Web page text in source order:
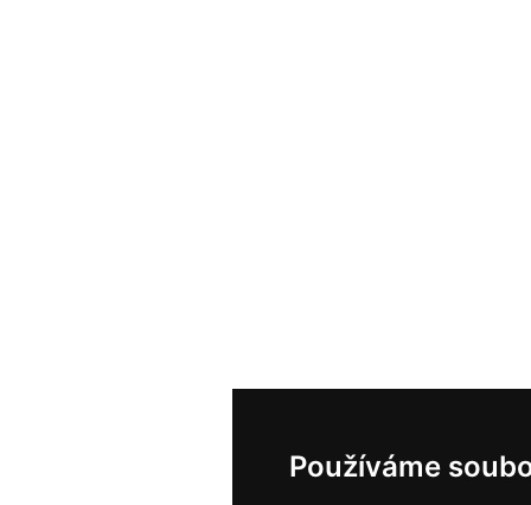
Používáme